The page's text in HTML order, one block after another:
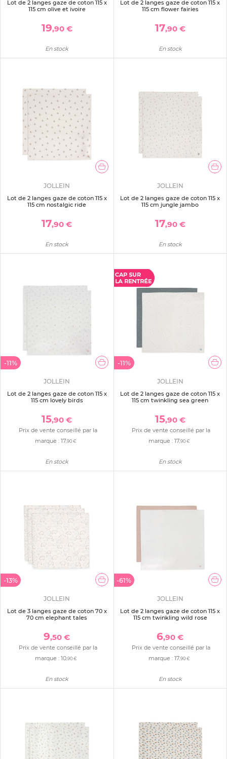
Lot de 2 langes gaze de coton 115 x
115 cm olive et ivoire
19,90 €
En stock
Lot de 2 langes gaze de coton 115 x
115 cm flower fairies
17,90 €
En stock
JOLLEIN
Lot de 2 langes gaze de coton 115 x
115 cm nostalgic ride
17,90 €
En stock
JOLLEIN
Lot de 2 langes gaze de coton 115 x
115 cm jungle jambo
17,90 €
En stock
-11%
JOLLEIN
Lot de 2 langes gaze de coton 115 x
115 cm lovely birds
15,90 €
Prix de vente conseillé par la
marque :17,90 €
En stock
-11%
JOLLEIN
Lot de 2 langes gaze de coton 115 x
115 cm twinkling sea green
15,90 €
Prix de vente conseillé par la
marque : 17,90 €
En stock
-13%
JOLLEIN
Lot de 3 langes gaze de coton 70 x
70 cm elephant tales
9,50 €
Prix de vente conseillé par la
marque : 10,90 €
En stock
-61%
JOLLEIN
Lot de 2 langes gaze de coton 115 x
115 cm twinkling wild rose
6,90 €
Prix de vente conseillé par la
marque : 17,90 €
En stock